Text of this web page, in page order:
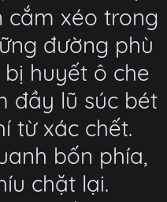
cắm xéo trong
đường phù
huyết ô che
đầy lũ súc bét
từ xác chết.
bốn phía,
chặt lại.